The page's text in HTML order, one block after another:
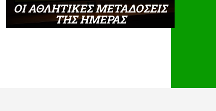
ΟΙ ΑΘΛΗΤΙΚΕΣ ΜΕΤΑΔΟΣΕΙΣ
ΤΗΣ ΗΜΕΡΑΣ